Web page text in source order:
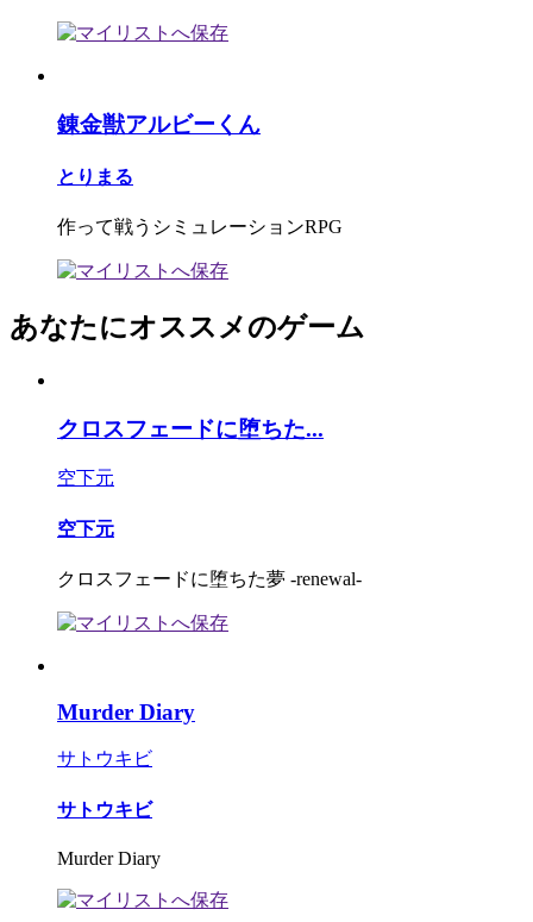
錬金獣アルビーくん
とりまる
作って戦うシミュレーションRPG
あなたにオススメのゲーム
クロスフェードに堕ちた...
空下元
空下元
クロスフェードに堕ちた夢 -renewal-
Murder Diary
サトウキビ
サトウキビ
Murder Diary